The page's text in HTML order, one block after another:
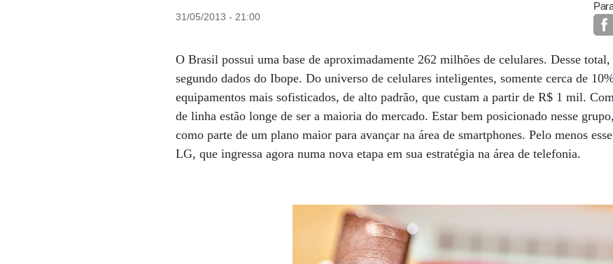
31/05/2013 - 21:00
O Brasil possui uma base de aproximadamente 262 milhões de celulares. Desse
segundo dados do Ibope. Do universo de celulares inteligentes, somente cerca de
equipamentos mais sofisticados, de alto padrão, que custam a partir de R$ 1 mil.
de linha estão longe de ser a maioria do mercado. Estar bem posicionado nesse
como parte de um plano maior para avançar na área de smartphones. Pelo menos
LG, que ingressa agora numa nova etapa em sua estratégia na área de telefonia.